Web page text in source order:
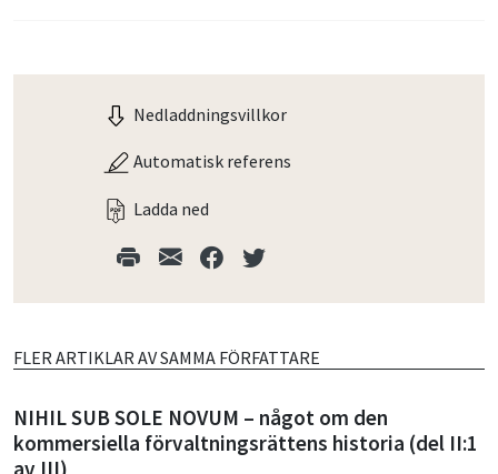
Nedladdningsvillkor
Automatisk referens
Ladda ned
FLER ARTIKLAR AV SAMMA FÖRFATTARE
NIHIL SUB SOLE NOVUM – något om den
kommersiella förvaltningsrättens historia (del II:1